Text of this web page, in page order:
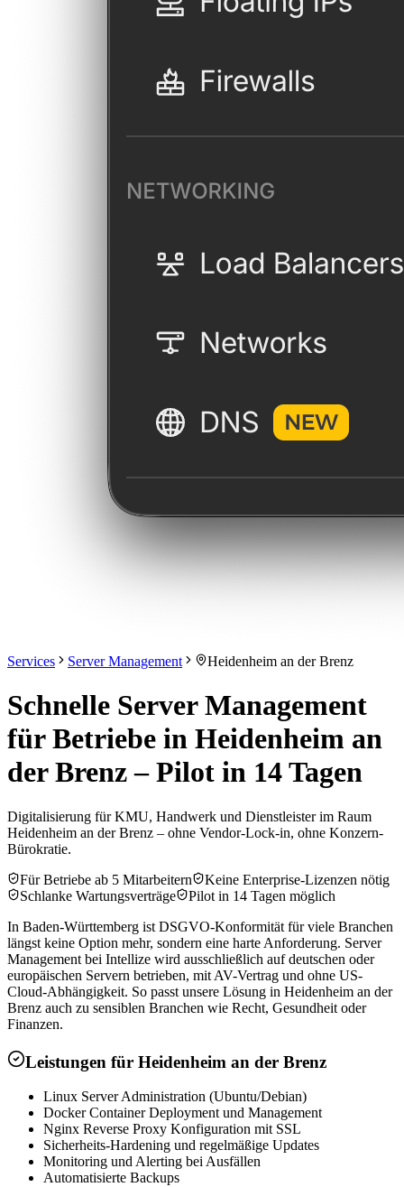
Services Server Management Heidenheim an der Brenz
Schnelle Server Management
für Betriebe in Heidenheim an
der Brenz – Pilot in 14 Tagen
Digitalisierung für KMU, Handwerk und Dienstleister im Raum
Heidenheim an der Brenz – ohne Vendor-Lock-in, ohne Konzern-
Bürokratie.
Für Betriebe ab 5 Mitarbeitern
Keine Enterprise-Lizenzen nötig
Schlanke Wartungsverträge
Pilot in 14 Tagen möglich
In Baden-Württemberg ist DSGVO-Konformität für viele Branchen
längst keine Option mehr, sondern eine harte Anforderung. Server
Management bei Intellize wird ausschließlich auf deutschen oder
europäischen Servern betrieben, mit AV-Vertrag und ohne US-
Cloud-Abhängigkeit. So passt unsere Lösung in Heidenheim an der
Brenz auch zu sensiblen Branchen wie Recht, Gesundheit oder
Finanzen.
Leistungen für Heidenheim an der Brenz
Linux Server Administration (Ubuntu/Debian)
Docker Container Deployment und Management
Nginx Reverse Proxy Konfiguration mit SSL
Sicherheits-Hardening und regelmäßige Updates
Monitoring und Alerting bei Ausfällen
Automatisierte Backups